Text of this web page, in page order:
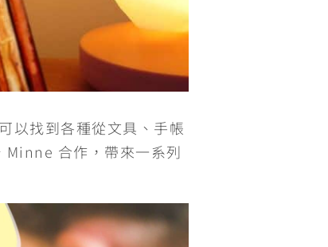
以找到各種從文具、手帳
Minne 合作，帶來一系列